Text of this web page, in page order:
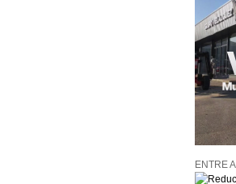
ENTRE